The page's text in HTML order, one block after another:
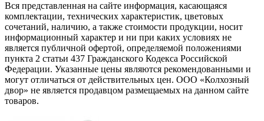
Вся представленная на сайте информация, касающаяся
комплектации, технических характеристик, цветовых
сочетаний, наличию, а также стоимости продукции, носит
информационный характер и ни при каких условиях не
является публичной офертой, определяемой положениями
пункта 2 статьи 437 Гражданского Кодекса Российской
Федерации. Указанные цены являются рекомендованными и
могут отличаться от действительных цен. ООО «Колхозный
двор» не является продавцом размещаемых на данном сайте
товаров.